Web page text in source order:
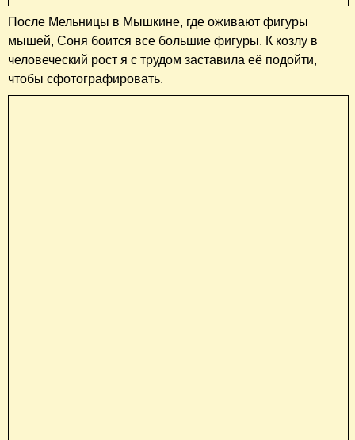
После Мельницы в Мышкине, где оживают фигуры
мышей, Соня боится все большие фигуры. К козлу в
человеческий рост я с трудом заставила её подойти,
чтобы сфотографировать.